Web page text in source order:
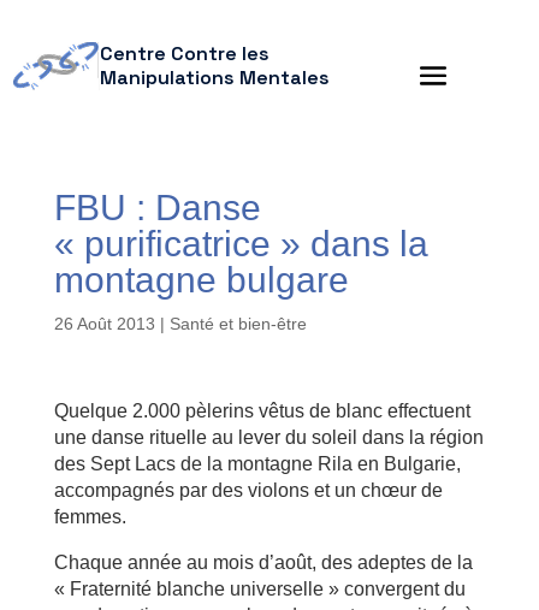
Centre Contre les
Manipulations Mentales
FBU : Danse
« purificatrice » dans la
montagne bulgare
26 Août 2013 | Santé et bien-être
Quelque 2.000 pèlerins vêtus de blanc effectuent
une danse rituelle au lever du soleil dans la région
des Sept Lacs de la montagne Rila en Bulgarie,
accompagnés par des violons et un chœur de
femmes.
Chaque année au mois d’août, des adeptes de la
« Fraternité blanche universelle » convergent du